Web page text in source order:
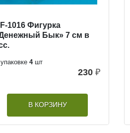
1016 Фигурка
Бык» 7 см в
4шт
230 ₽
В КОРЗИНУ